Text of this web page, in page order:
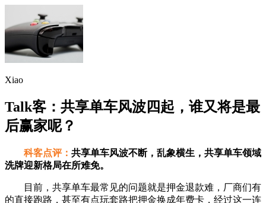
Xiao
Talk客：共享单车风波四起，谁又将是最
后赢家呢？
科客点评： 共享单车风波不断，乱象横生，共享单车领域
洗牌迎新格局在所难免。
目前，共享单车最常见的问题就是押金退款难，厂商们有
的直接跑路，甚至有点玩套路把押金换成年费卡，经过这一连